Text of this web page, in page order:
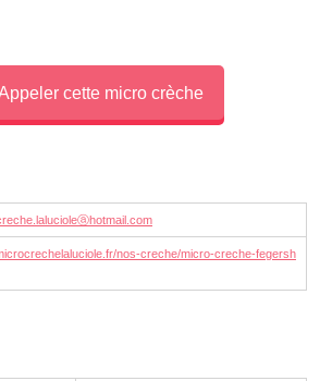
cette micro crèche
nos-creche/micro-creche-fegersh